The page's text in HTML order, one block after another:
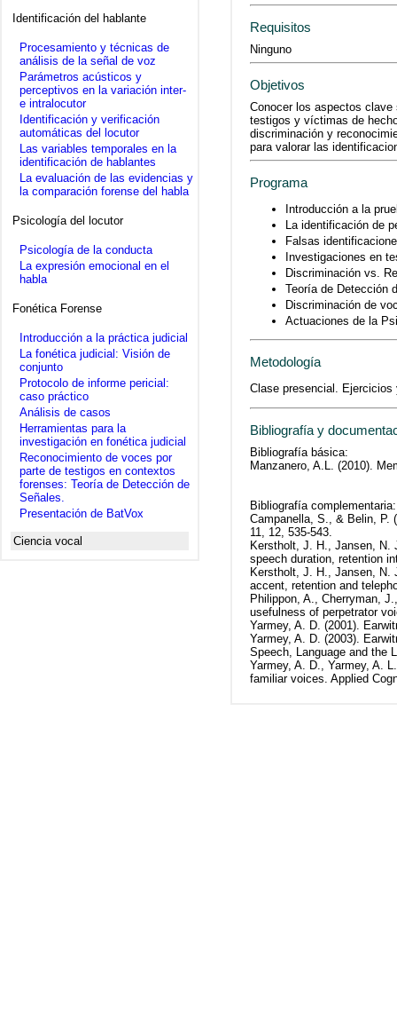
Identificación del hablante
Procesamiento y técnicas de
análisis de la señal de voz
Parámetros acústicos y
perceptivos en la variación inter-
e intralocutor
Identificación y verificación
automáticas del locutor
Las variables temporales en la
identificación de hablantes
La evaluación de las evidencias y
la comparación forense del habla
Psicología del locutor
Psicología de la conducta
La expresión emocional en el
habla
Fonética Forense
Introducción a la práctica judicial
La fonética judicial: Visión de
conjunto
Protocolo de informe pericial:
caso práctico
Análisis de casos
Herramientas para la
investigación en fonética judicial
Reconocimiento de voces por
parte de testigos en contextos
forenses: Teoría de Detección de
Señales.
Presentación de BatVox
Ciencia vocal
Requisitos
Ninguno
Objetivos
Conocer los aspectos
testigos y víctimas de
discriminación y
para valorar las
Programa
Introducción a la
La identificación de
Falsas
Investigaciones en
Discriminación vs.
Teoría de Detección
Discriminación de
Actuaciones de la
Metodología
Clase presencial. Ejercicios
Bibliografía y
Bibliografía básica:
Manzanero, A.L. (2010).
Bibliografía complementaria:
Campanella, S., & Belin, P.
11, 12, 535-543.
Kerstholt, J. H., Jansen, N.
speech duration, retention
Kerstholt, J. H., Jansen, N.
accent, retention and
Philippon, A., Cherryman,
usefulness of perpetrator
Yarmey, A. D. (2001).
Yarmey, A. D. (2003).
Speech, Language and the
Yarmey, A. D., Yarmey, A.
familiar voices. Applied